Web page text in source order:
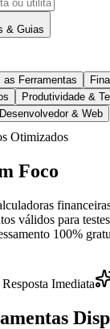
& Guias
as Ferramentas
Produtividade &
Desenvolvedor & Web
Otimizados
Foco
válidos para
100%
Resposta Imediata